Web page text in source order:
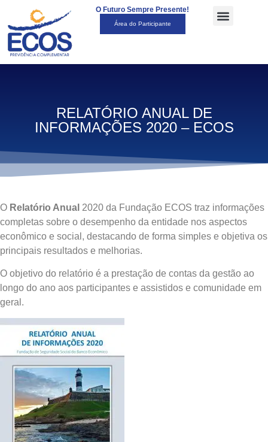
O Futuro Sempre Presente!
Área do Participante
RELATÓRIO ANUAL DE
INFORMAÇÕES 2020 – ECOS
O Relatório Anual 2020 da Fundação ECOS traz informações
completas sobre o desempenho da entidade nos aspectos
econômico e social, destacando de forma simples e objetiva os
principais resultados e melhorias.
O objetivo do relatório é a prestação de contas da gestão ao
longo do ano aos participantes e assistidos e comunidade em
geral.